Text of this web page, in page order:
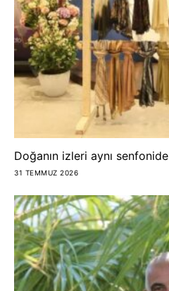
Doğanın izleri aynı senfonide
31 TEMMUZ 2026